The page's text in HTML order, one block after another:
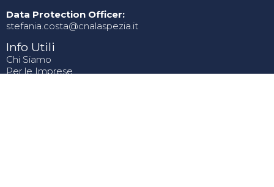
Data Protection Officer:
stefania.costa@cnalaspezia.it
Info Utili
Chi Siamo
Per le Imprese